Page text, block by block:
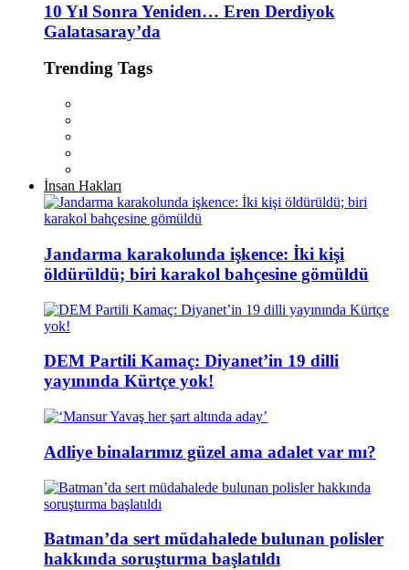
10 Yıl Sonra Yeniden… Eren Derdiyok
Galatasaray’da
Trending Tags
İnsan Hakları
Jandarma karakolunda işkence: İki kişi
öldürüldü; biri karakol bahçesine gömüldü
DEM Partili Kamaç: Diyanet’in 19 dilli
yayınında Kürtçe yok!
Adliye binalarımız güzel ama adalet var mı?
Batman’da sert müdahalede bulunan polisler
hakkında soruşturma başlatıldı